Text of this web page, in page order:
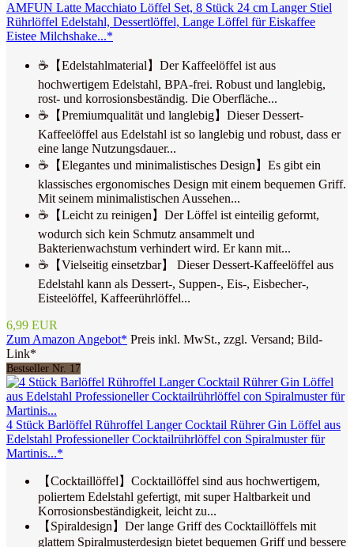
AMFUN Latte Macchiato Löffel Set, 8 Stück 24 cm Langer Stiel
Rührlöffel Edelstahl, Dessertlöffel, Lange Löffel für Eiskaffee
Eistee Milchshake...*
☕【Edelstahlmaterial】Der Kaffeelöffel ist aus
hochwertigem Edelstahl, BPA-frei. Robust und langlebig,
rost- und korrosionsbeständig. Die Oberfläche...
☕【Premiumqualität und langlebig】Dieser Dessert-
Kaffeelöffel aus Edelstahl ist so langlebig und robust, dass er
eine lange Nutzungsdauer...
☕【Elegantes und minimalistisches Design】Es gibt ein
klassisches ergonomisches Design mit einem bequemen Griff.
Mit seinem minimalistischen Aussehen...
☕【Leicht zu reinigen】Der Löffel ist einteilig geformt,
wodurch sich kein Schmutz ansammelt und
Bakterienwachstum verhindert wird. Er kann mit...
☕【Vielseitig einsetzbar】 Dieser Dessert-Kaffeelöffel aus
Edelstahl kann als Dessert-, Suppen-, Eis-, Eisbecher-,
Eisteelöffel, Kaffeerührlöffel...
6,99 EUR
Zum Amazon Angebot* Preis inkl. MwSt., zzgl. Versand; Bild-
Link*
Bestseller Nr. 17
4 Stück Barlöffel Rühroffel Langer Cocktail Rührer Gin Löffel aus
Edelstahl Professioneller Cocktailrührlöffel con Spiralmuster für
Martinis...*
【Cocktaillöffel】Cocktaillöffel sind aus hochwertigem,
poliertem Edelstahl gefertigt, mit super Haltbarkeit und
Korrosionsbeständigkeit, leicht zu...
【Spiraldesign】Der lange Griff des Cocktaillöffels mit
glattem Spiralmusterdesign bietet bequemen Griff und bessere